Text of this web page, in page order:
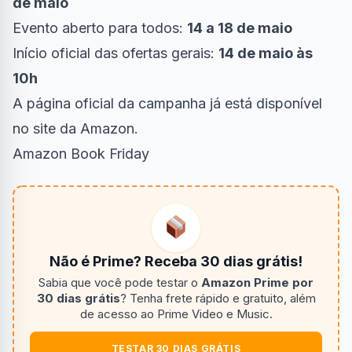
Evento aberto para todos: 14 a 18 de maio
Início oficial das ofertas gerais: 14 de maio às
10h
A página oficial da campanha já está disponível
no site da Amazon.
Amazon Book Friday
Não é Prime? Receba 30 dias grátis!
Sabia que você pode testar o Amazon Prime por
30 dias grátis? Tenha frete rápido e gratuito, além
de acesso ao Prime Video e Music.
TESTAR 30 DIAS GRÁTIS